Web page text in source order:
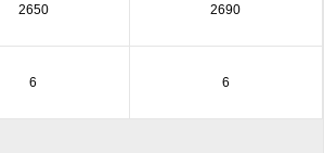
2650 2690
6 6